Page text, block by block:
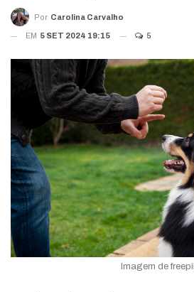
Por Carolina Carvalho
EM 5 SET 2024 19:15 5
Imagem de